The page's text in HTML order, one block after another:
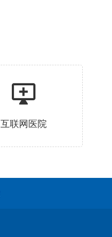
互联网医院